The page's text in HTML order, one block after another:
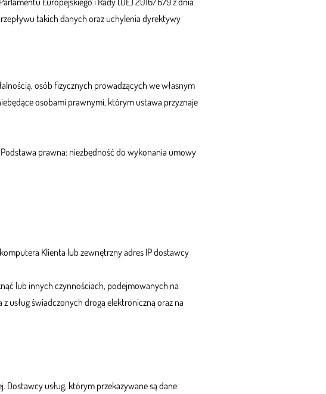
takich danych oraz uchylenia dyrektywy
osób fizycznych prowadzących we własnym
osobami prawnymi, którym ustawa przyznaje
prawna: niezbędność do wykonania umowy
Klienta lub zewnętrzny adres IP dostawcy
lub innych czynnościach, podejmowanych na
usług świadczonych drogą elektroniczną oraz na
Dostawcy usług, którym przekazywane są dane